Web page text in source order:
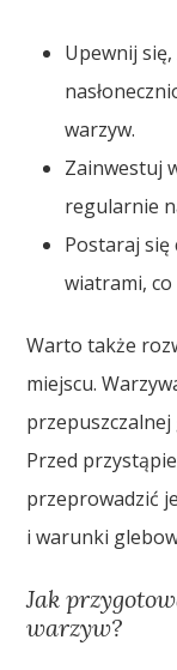
Upewnij
warzyw.
Zainwestuj
regularnie
Postaraj
wiatrami,
Warto także
miejscu.
przepuszczalnej
Przed
przeprowadzić
i warunki
Jak
warzyw?